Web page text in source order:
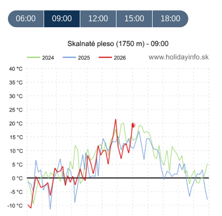
06:00 09:00 12:00 15:00 18:00